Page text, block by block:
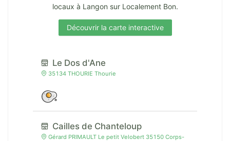
locaux à Langon sur Localement Bon.
Découvrir la carte interactive
Le Dos d'Ane
35134 THOURIE Thourie
Cailles de Chanteloup
Gérard PRIMAULT Le petit Velobert 35150 Corps-